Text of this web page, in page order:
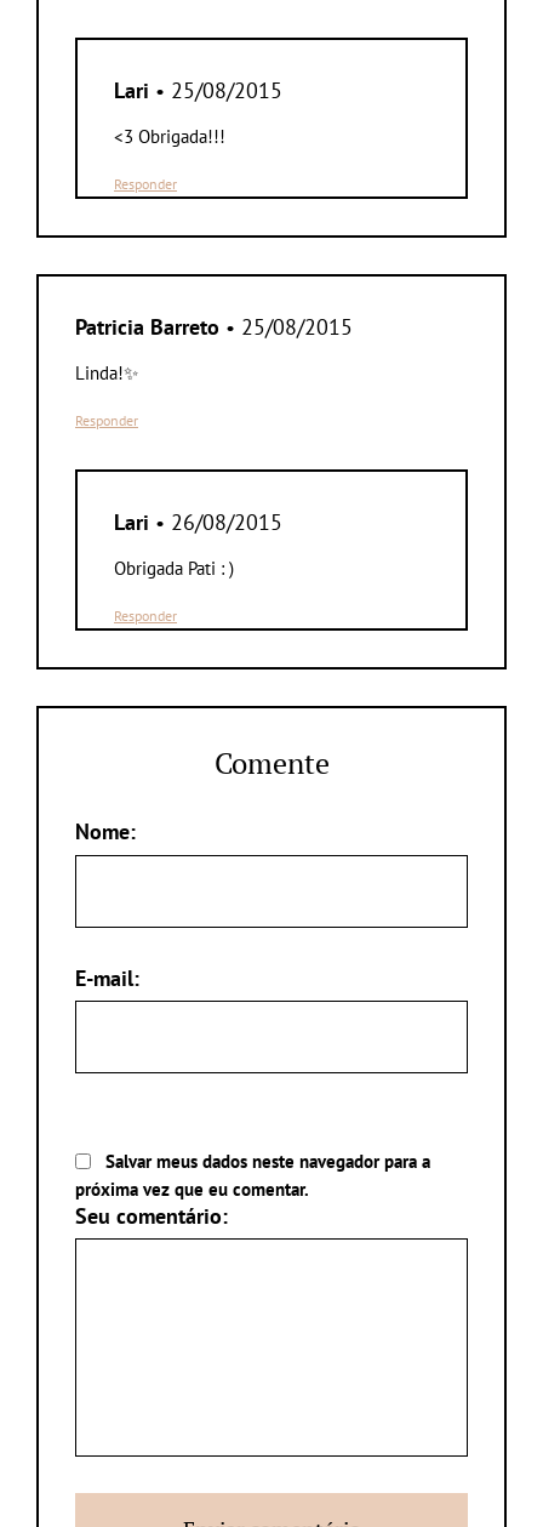
Lari • 25/08/2015
<3 Obrigada!!!
Responder
Patricia Barreto • 25/08/2015
Linda!✨
Responder
Lari • 26/08/2015
Obrigada Pati : )
Responder
Comente
Nome:
E-mail:
Salvar meus dados neste navegador para a
próxima vez que eu comentar.
Seu comentário: